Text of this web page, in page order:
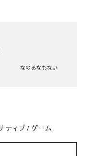
なのるなもない
ティブ / ゲーム